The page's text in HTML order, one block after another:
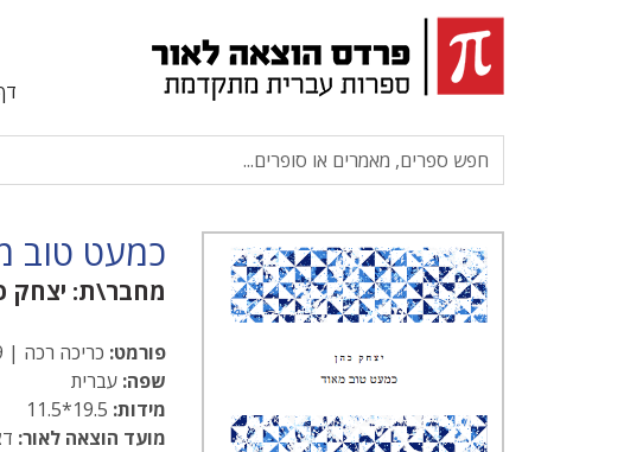
כמעט טוב
מחבר\ת: יצחק
פורמט: כריכה רכה | 69 עמ׳
שפה: עברית
מידות:
מועד הוצאה לאור: